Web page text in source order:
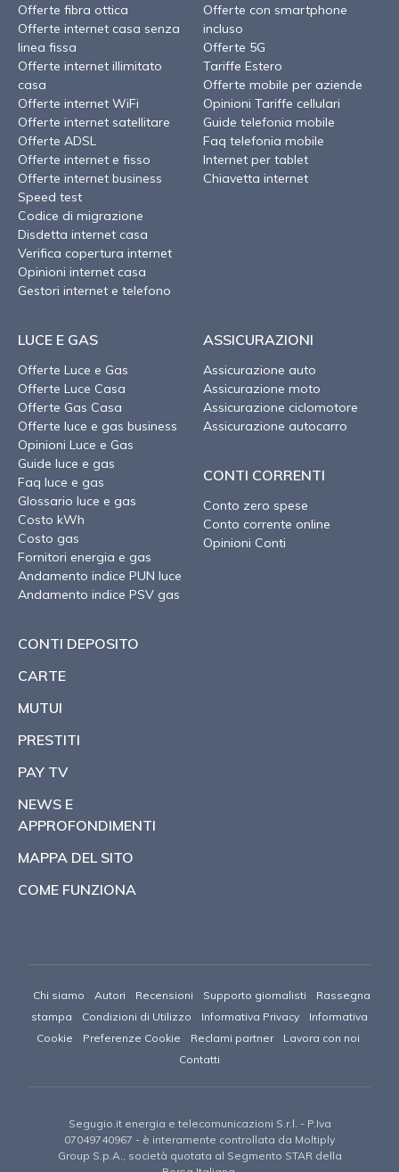
Offerte fibra ottica
Offerte internet casa senza
linea fissa
Offerte internet illimitato
casa
Offerte internet WiFi
Offerte internet satellitare
Offerte ADSL
Offerte internet e fisso
Offerte internet business
Speed test
Codice di migrazione
Disdetta internet casa
Verifica copertura internet
Opinioni internet casa
Gestori internet e telefono
Offerte con smartphone
incluso
Offerte 5G
Tariffe Estero
Offerte mobile per aziende
Opinioni Tariffe cellulari
Guide telefonia mobile
Faq telefonia mobile
Internet per tablet
Chiavetta internet
LUCE E GAS
Offerte Luce e Gas
Offerte Luce Casa
Offerte Gas Casa
Offerte luce e gas business
Opinioni Luce e Gas
Guide luce e gas
Faq luce e gas
Glossario luce e gas
Costo kWh
Costo gas
Fornitori energia e gas
Andamento indice PUN luce
Andamento indice PSV gas
ASSICURAZIONI
Assicurazione auto
Assicurazione moto
Assicurazione ciclomotore
Assicurazione autocarro
CONTI CORRENTI
Conto zero spese
Conto corrente online
Opinioni Conti
CONTI DEPOSITO
CARTE
MUTUI
PRESTITI
PAY TV
NEWS E
APPROFONDIMENTI
MAPPA DEL SITO
COME FUNZIONA
Chi siamo Autori Recensioni Supporto giornalisti
Rassegna
stampa
Condizioni di Utilizzo Informativa Privacy
Informativa
Cookie
Preferenze Cookie Reclami partner
Lavora con noi
Contatti
Segugio.it energia e telecomunicazioni S.r.l. - P.Iva
07049740967 - è interamente controllata da Moltiply
Group S.p.A., società quotata al Segmento STAR della